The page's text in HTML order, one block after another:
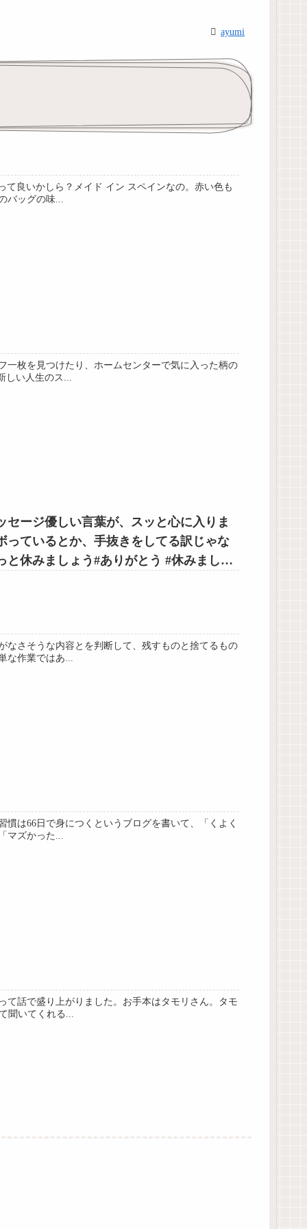
ayumi
良いかしら？メイド イン スペインなの。赤い色も
バッグの味...
一枚を見つけたり、ホームセンターで気に入った柄の
しい人生のス...
セージ優しい言葉が、スッと心に入りま
っているとか、手抜きをしてる訳じゃな
休みましょう️#ありがとう #休みましょ
なさそうな内容とを判断して、残すものと捨てるもの
な作業ではあ...
は66日で身につくというブログを書いて、「くよく
マズかった...
話で盛り上がりました。お手本はタモリさん。タモ
聞いてくれる...